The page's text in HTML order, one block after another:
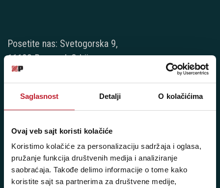
Saglasnost Detalji O kolačićima
Ovaj veb sajt koristi kolačiće
Koristimo kolačiće za personalizaciju sadržaja i oglasa,
pružanje funkcija društvenih medija i analiziranje
saobraćaja. Takođe delimo informacije o tome kako
koristite sajt sa partnerima za društvene medije,
Posetite nas: Svetogorska 9,
11103 Beograd, Srbija
Pišite nam: info@player.rs
Sms/Viber/WhatsApp
NAŠE PRODAVNICE
Beograd - Svetogorska 9